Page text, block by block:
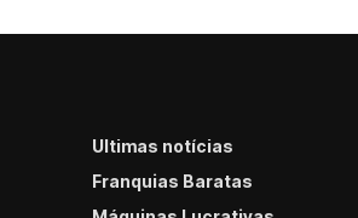
Últimas notícias
Franquias Baratas